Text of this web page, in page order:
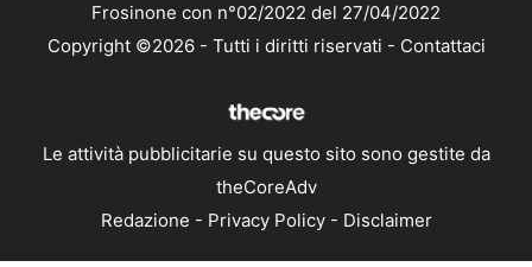
Frosinone con n°02/2022 del 27/04/2022
Copyright ©2026 - Tutti i diritti riservati - Contattaci
Le attività pubblicitarie su questo sito sono gestite da
theCoreAdv
Redazione - Privacy Policy- Disclaimer